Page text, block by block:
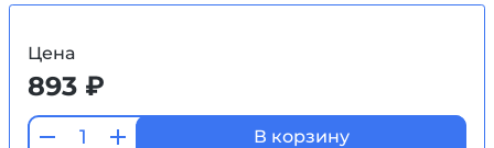
Цена
893 ₽
В корзину